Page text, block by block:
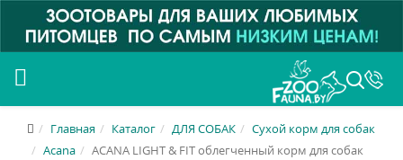
Главная Каталог ДЛЯ СОБАК
Сухой корм для собак
Acana
ACANA LIGHT & FIT облегченный корм для собак